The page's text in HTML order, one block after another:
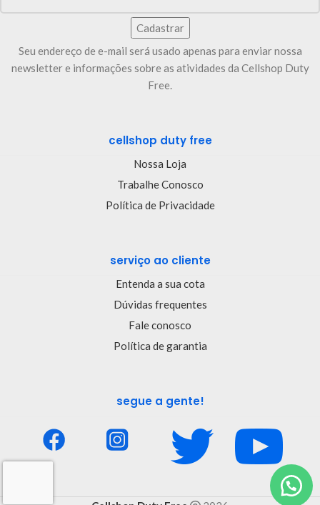
Seu endereço de e-mail será usado apenas para enviar nossa
newsletter e informações sobre as atividades da Cellshop Duty
Free.
cellshop duty free
Nossa Loja
Trabalhe Conosco
Política de Privacidade
serviço ao cliente
Entenda a sua cota
Dúvidas frequentes
Fale conosco
Política de garantia
segue a gente!